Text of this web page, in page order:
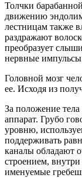
Толчки
движению
лестницам также
раздражают
преобразует
нервные
Головной мозг
ее. Исходя из
За положение тела
аппарат. Грубо
уровню,
поддерживать
каналы обладают
строением,
именуемые